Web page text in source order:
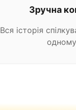
Зручна
Вся історія
одному